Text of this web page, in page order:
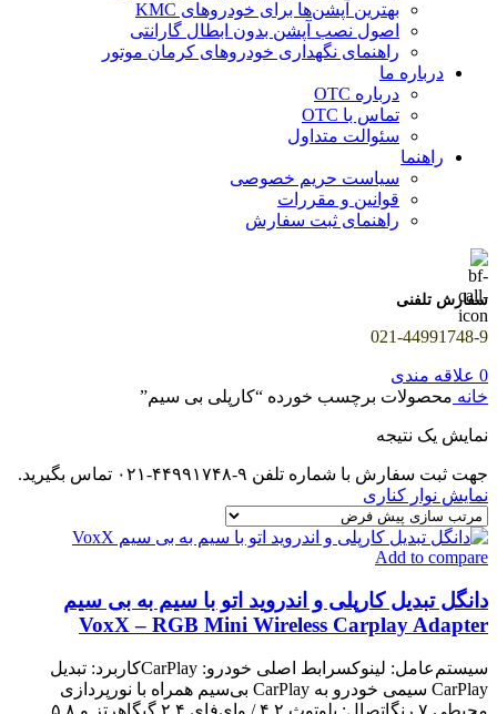
بهترین آپشن‌ها برای خودروهای KMC
اصول نصب آپشن بدون ابطال گارانتی
راهنمای نگهداری خودروهای کرمان موتور
درباره ما
درباره OTC
تماس با OTC
سئوالت متداول
راهنما
سیاست حریم خصوصی
قوانین و مقررات
راهنمای ثبت سفارش
سفارش تلفنی
021-44991748-9
0 علاقه مندی
خانه محصولات برچسب خورده “کارپلی بی سیم”
نمایش یک نتیجه
جهت ثبت سفارش با شماره تلفن ۹-۴۴۹۹۱۷۴۸-۰۲۱ تماس بگیرید.
نمایش نوار کناری
Add to compare
دانگل تبدیل کارپلی و اندروید اتو با سیم به بی سیم
VoxX – RGB Mini Wireless Carplay Adapter
سیستم‌عامل: لینوکسرابط اصلی خودرو: CarPlayکاربرد: تبدیل
CarPlay سیمی خودرو به CarPlay بی‌سیم همراه با نورپردازی